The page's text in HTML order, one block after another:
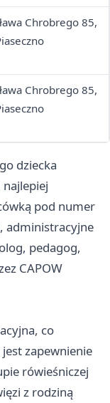
Chrobrego 85,
Chrobrego 85,
dziecka
pod numer
administracyjne
pedagog,
CAPOW
co
zapewnienie
rówieśniczej
z rodziną